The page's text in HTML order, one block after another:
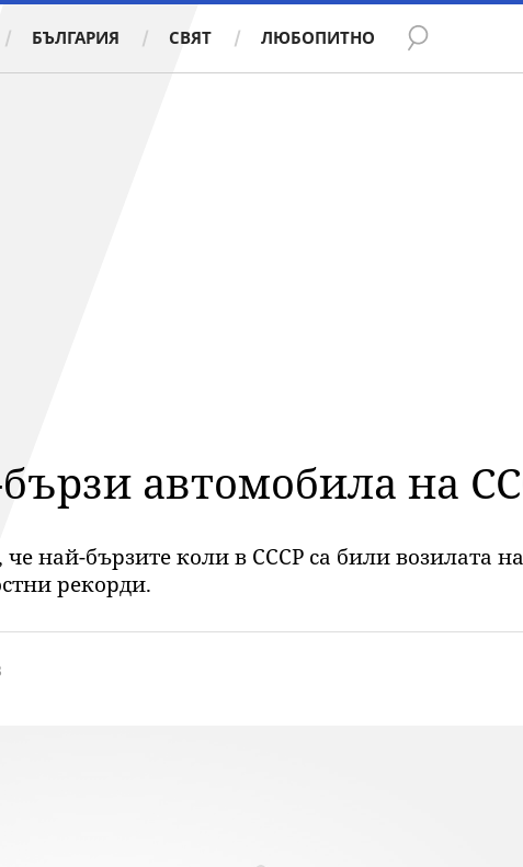
БЪЛГАРИЯ СВЯТ ЛЮБОПИТНО
автомобила на
най-бързите коли в СССР са били возилата
рекорди.